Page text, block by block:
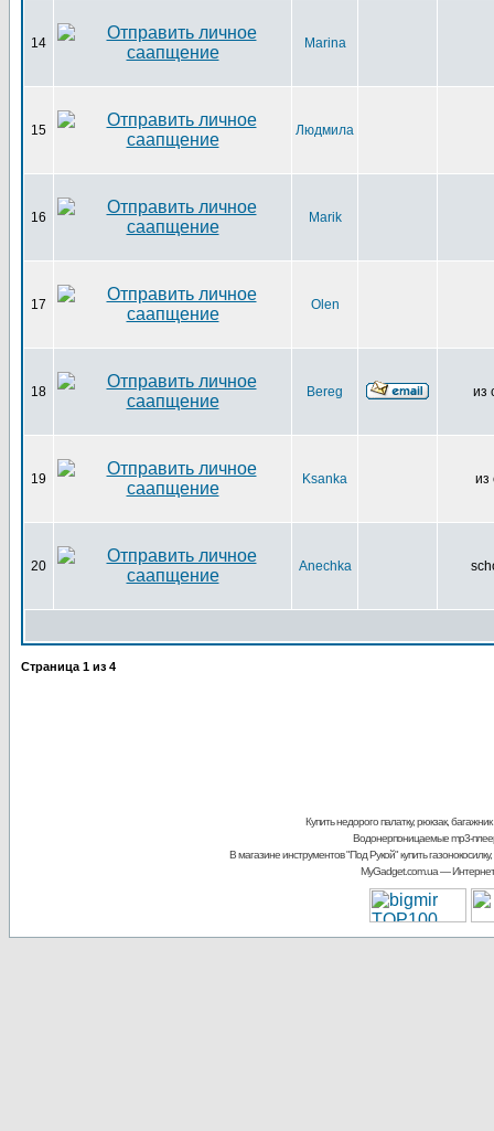
14 Marina
15 Людмила
16 Marik
17 Olen
18 Bereg из
19 Ksanka из
20 Anechka
Страница 1 из 4
Купить недорого палатку, рюкзак, багажник
Водонерпоницаемые mp3-
В магазине инструментов "Под Рукой"купить
MyGadget.com.ua—